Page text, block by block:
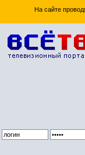
На сайте